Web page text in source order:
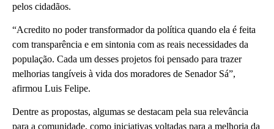
pelos cidadãos.
“Acredito no poder transformador da política quando ela é feita
com transparência e em sintonia com as reais necessidades da
população. Cada um desses projetos foi pensado para trazer
melhorias tangíveis à vida dos moradores de Senador Sá”,
afirmou Luis Felipe.
Dentre as propostas, algumas se destacam pela sua relevância
para a comunidade, como iniciativas voltadas para a melhoria da